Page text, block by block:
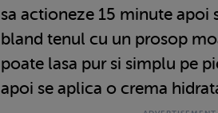
sa actioneze 15 minute apoi
bland tenul cu un prosop
poate lasa pur si simplu pe
apoi se aplica o crema